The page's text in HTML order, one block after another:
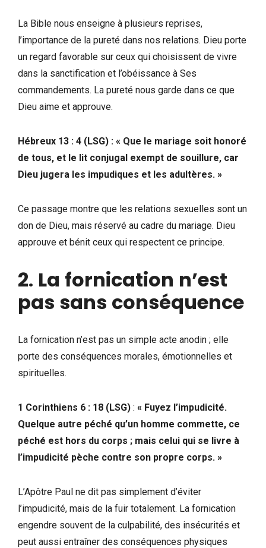
La Bible nous enseigne à plusieurs reprises,
l’importance de la pureté dans nos relations. Dieu porte
un regard favorable sur ceux qui choisissent de vivre
dans la sanctification et l’obéissance à Ses
commandements. La pureté nous garde dans ce que
Dieu aime et approuve.
Hébreux 13 : 4 (LSG) : « Que le mariage soit honoré
de tous, et le lit conjugal exempt de souillure, car
Dieu jugera les impudiques et les adultères. »
Ce passage montre que les relations sexuelles sont un
don de Dieu, mais réservé au cadre du mariage. Dieu
approuve et bénit ceux qui respectent ce principe.
2. La fornication n’est
pas sans conséquence
La fornication n’est pas un simple acte anodin ; elle
porte des conséquences morales, émotionnelles et
spirituelles.
1 Corinthiens 6 : 18 (LSG) : « Fuyez l’impudicité.
Quelque autre péché qu’un homme commette, ce
péché est hors du corps ; mais celui qui se livre à
l’impudicité pèche contre son propre corps. »
L’Apôtre Paul ne dit pas simplement d’éviter
l’impudicité, mais de la fuir totalement. La fornication
engendre souvent de la culpabilité, des insécurités et
peut aussi entraîner des conséquences physiques